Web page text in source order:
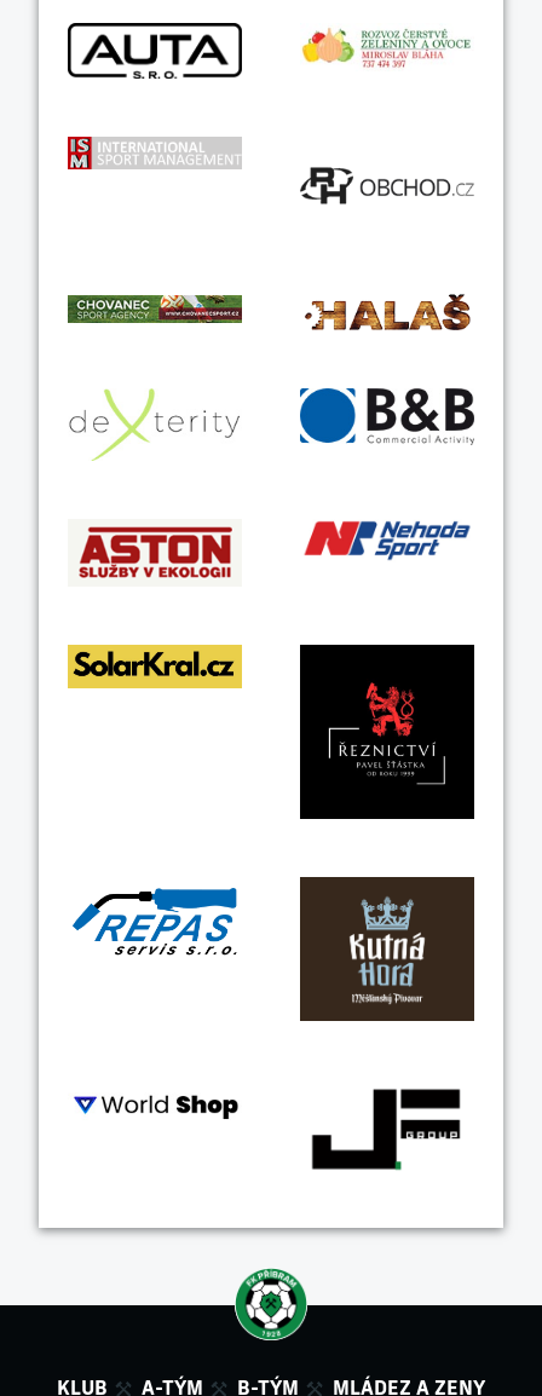
KLUB A-TÝM B-TÝM MLÁDEZ A ZENY